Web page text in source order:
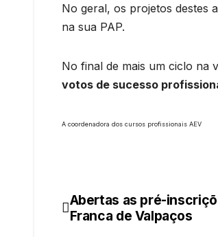
No geral, os projetos destes
na sua PAP.
No final de mais um ciclo na
votos de sucesso
A coordenadora dos cursos profissionais AEV
Navegação
Abertas as pré-
Franca de Valpaços